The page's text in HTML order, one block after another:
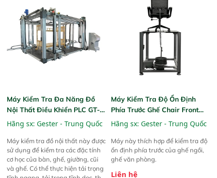
thực phẩm, nông sản,..
cao, cung cấp phản hồi phổ tuyến
tính đầy đủ, đảm bảo độ chính
xác và khả năng lặp lại tối ưu.
Máy Kiểm Tra Đa Năng Đồ
Nội Thất Điều Khiển PLC GT-
LA10D Furniture Universal
Testing Machine PLC Control
Hãng sx: Gester - Trung Quốc
Máy kiểm tra đồ nội thất này được
sử dụng để kiểm tra các đặc tính
cơ học của bàn, ghế, giường, cũi
và ghế. Có thể thực hiện tải trọng
Máy Kiểm Tra Độ Ổn Định
Phía Trước Ghế Chair Front
Stability Testing Machine GT-
LB06A
Hãng sx: Gester - Trung Quốc
Máy này thích hợp để kiểm tra độ
ổn định phía trước của ghế ngồi,
ghế văn phòng.
Liên hệ